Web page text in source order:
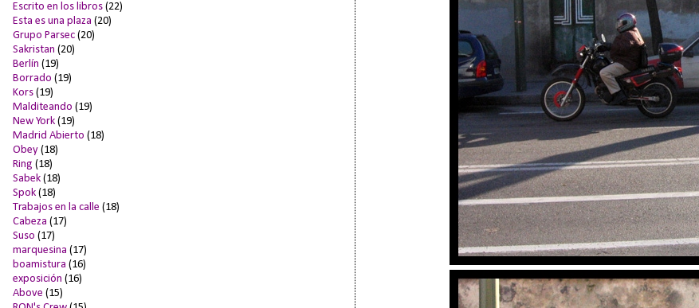
Escrito en los libros (22)
Esta es una plaza (20)
Grupo Parsec (20)
Sakristan (20)
Berlín (19)
Borrado (19)
Kors (19)
Malditeando (19)
New York (19)
Madrid Abierto (18)
Obey (18)
Ring (18)
Sabek (18)
Spok (18)
Trabajos en la calle (18)
Cabeza (17)
Suso (17)
marquesina (17)
boamistura (16)
exposición (16)
Above (15)